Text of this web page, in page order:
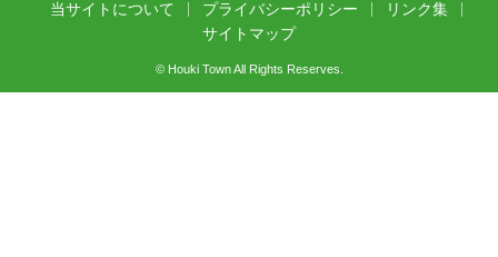
当サイトについて プライバシーポリシー
リンク集
サイトマップ
© Houki Town All Rights Reserves.